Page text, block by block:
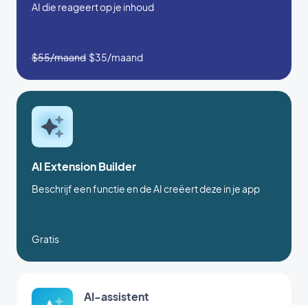
AI die reageert op je inhoud
$55/maand $35/maand
AI Extension Builder
Beschrijf een functie en de AI creëert deze in je app
Gratis
AI-assistent